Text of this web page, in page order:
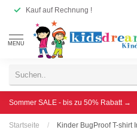
Kauf auf Rechnung !
MENU
Sommer SALE - bis zu 50% Rabatt →
Startseite / Kinder BugProof T-shirt